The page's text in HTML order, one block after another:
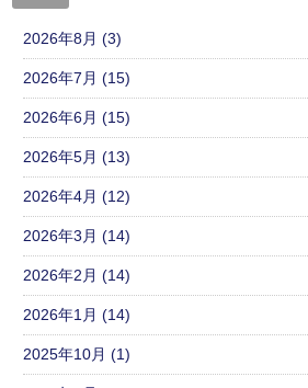
2026年8月 (3)
2026年7月 (15)
2026年6月 (15)
2026年5月 (13)
2026年4月 (12)
2026年3月 (14)
2026年2月 (14)
2026年1月 (14)
2025年10月 (1)